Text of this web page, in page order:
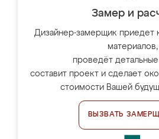
Замер и
Дизайнер-замерщик приедет
материалов,
проведёт
составит проект и сделает
стоимости Вашей
ВЫЗВАТЬ